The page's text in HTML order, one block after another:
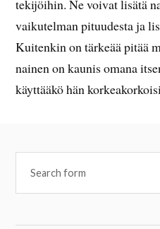
tekijöihin. Ne voivat lisätä
vaikutelman pituudesta ja
Kuitenkin on tärkeää pitää
nainen on kaunis omana
käyttääkö hän